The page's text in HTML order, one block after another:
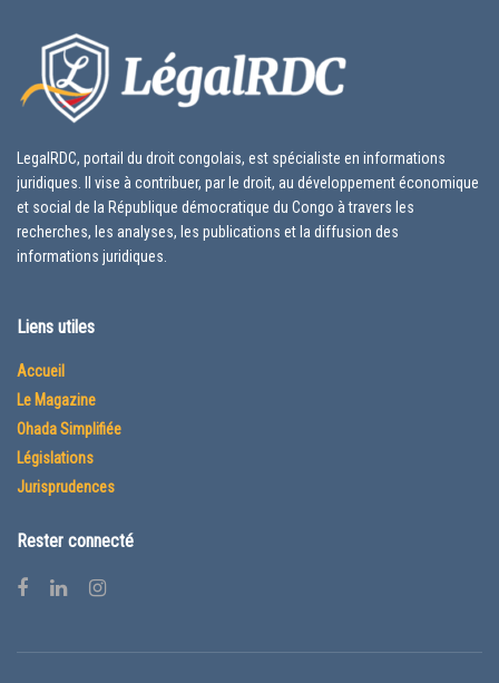
LegalRDC, portail du droit congolais, est spécialiste en informations
juridiques. Il vise à contribuer, par le droit, au développement économique
et social de la République démocratique du Congo à travers les
recherches, les analyses, les publications et la diffusion des
informations juridiques.
Liens utiles
Accueil
Le Magazine
Ohada Simplifiée
Législations
Jurisprudences
Rester connecté